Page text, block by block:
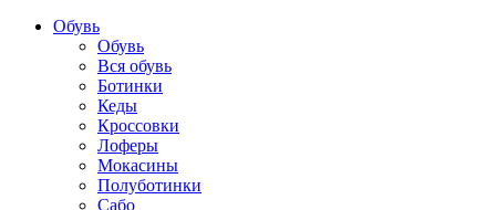
Обувь
Обувь
Вся обувь
Ботинки
Кеды
Кроссовки
Лоферы
Мокасины
Полуботинки
Сабо